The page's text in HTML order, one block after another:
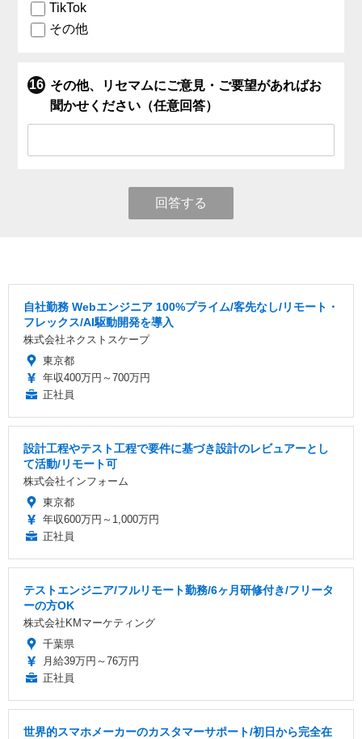
TikTok
その他
その他、リセマムにご意見・ご要望があればお
聞かせください（任意回答）
回答する
自社勤務 Webエンジニア 100%プライム/客先なし/リモート・
フレックス/AI駆動開発を導入
株式会社ネクストスケープ
東京都
年収400万円～700万円
正社員
設計工程やテスト工程で要件に基づき設計のレビュアーとし
て活動/リモート可
株式会社インフォーム
東京都
年収600万円～1,000万円
正社員
テストエンジニア/フルリモート勤務/6ヶ月研修付き/フリータ
ーの方OK
株式会社KMマーケティング
千葉県
月給39万円～76万円
正社員
世界的スマホメーカーのカスタマーサポート/初日から完全在